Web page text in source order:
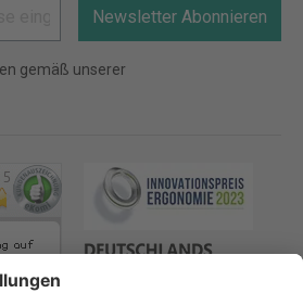
Newsletter Abonnieren
gemäß unserer